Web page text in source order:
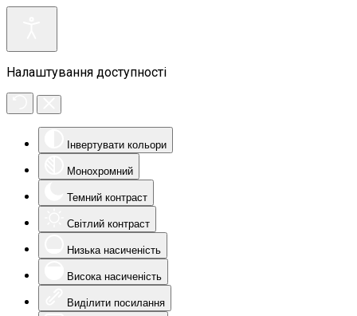
Налаштування доступності
Інвертувати кольори
Монохромний
Темний контраст
Світлий контраст
Низька насиченість
Висока насиченість
Виділити посилання